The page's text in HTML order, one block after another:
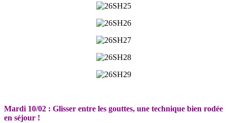
Mardi 10/02 : Glisser entre les gouttes, une technique bien rodée
en séjour !